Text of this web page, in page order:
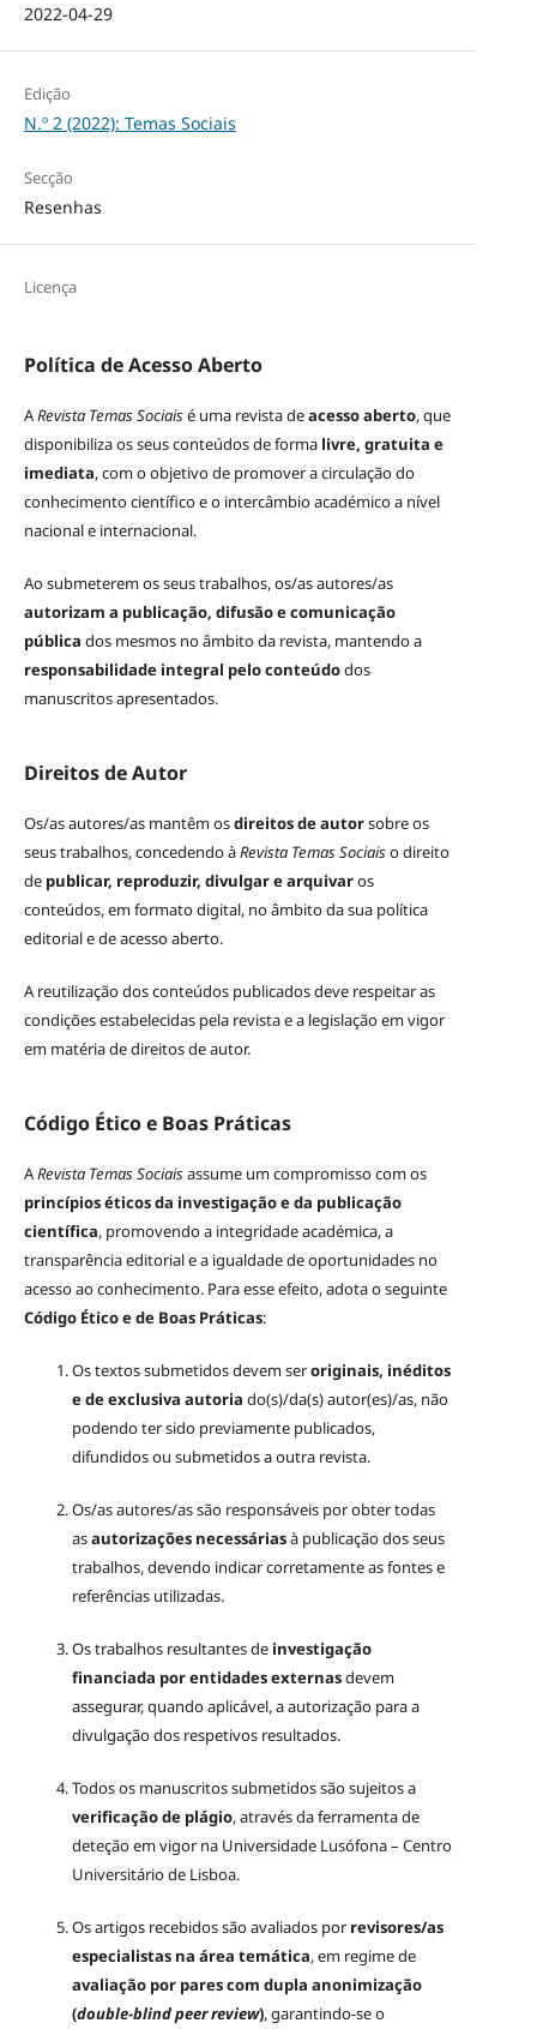
2022-04-29
Edição
N.º 2 (2022): Temas Sociais
Secção
Resenhas
Licença
Política de Acesso Aberto
ARevista Temas Sociaisé uma revista deacesso aberto, que
disponibiliza os seus conteúdos de forma livre, gratuita e
imediata, com o objetivo de promover a circulação do
conhecimento científico e o intercâmbio académico a nível
nacional e internacional.
Ao submeterem os seus trabalhos, os/as autores/as
autorizam a publicação, difusão e comunicação
pública dos mesmos no âmbito da revista, mantendo a
responsabilidade integral pelo conteúdodos
manuscritos apresentados.
Direitos de Autor
Os/as autores/as mantêm osdireitos de autorsobre os
seus trabalhos, concedendo àRevista Temas Sociaiso direito
de publicar, reproduzir, divulgar e arquivaros
conteúdos, em formato digital, no âmbito da sua política
editorial e de acesso aberto.
A reutilização dos conteúdos publicados deve respeitar as
condições estabelecidas pela revista e a legislação em vigor
em matéria de direitos de autor.
Código Ético e Boas Práticas
ARevista Temas Sociaisassume um compromisso com os
princípios éticos da investigação e da publicação
científica, promovendo a integridade académica, a
transparência editorial e a igualdade de oportunidades no
acesso ao conhecimento. Para esse efeito, adota o seguinte
Código Ético e de Boas Práticas:
Os textos submetidos devem seroriginais, inéditos
e de exclusiva autoria do(s)/da(s) autor(es)/as, não
podendo ter sido previamente publicados,
difundidos ou submetidos a outra revista.
Os/as autores/as são responsáveis por obter todas
asautorizações necessáriasà publicação dos seus
trabalhos, devendo indicar corretamente as fontes e
referências utilizadas.
Os trabalhos resultantes de investigação
financiada por entidades externasdevem
assegurar, quando aplicável, a autorização para a
divulgação dos respetivos resultados.
Todos os manuscritos submetidos são sujeitos a
verificação de plágio, através da ferramenta de
deteção em vigor na Universidade Lusófona – Centro
Universitário de Lisboa.
Os artigos recebidos são avaliados porrevisores/as
especialistas na área temática, em regime de
avaliação por pares com dupla anonimização
(double-blind peer review), garantindo-se o